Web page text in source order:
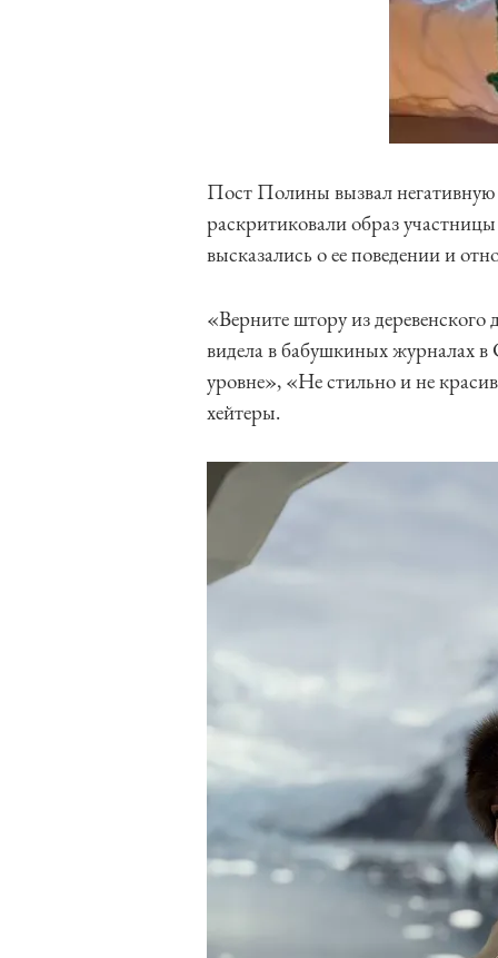
Пост Полины вызвал
раскритиковали образ
высказались о ее поведении и
«Верните штору из
видела в бабушкиных журналах
уровне», «Не стильно и не
хейтеры.